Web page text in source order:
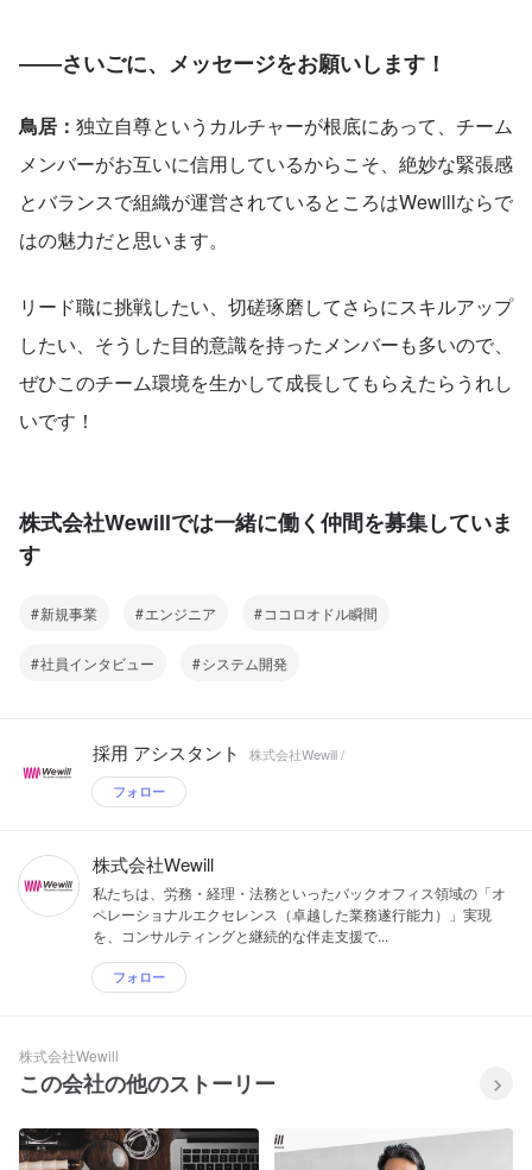
――さいごに、メッセージをお願いします！
鳥居： 独立自尊というカルチャーが根底にあって、チーム
メンバーがお互いに信用しているからこそ、絶妙な緊張感
とバランスで組織が運営されているところはWewillならで
はの魅力だと思います。
リード職に挑戦したい、切磋琢磨してさらにスキルアップ
したい、そうした目的意識を持ったメンバーも多いので、
ぜひこのチーム環境を生かして成長してもらえたらうれし
いです！
株式会社Wewillでは一緒に働く仲間を募集していま
す
新規事業 エンジニア ココロオドル瞬間
社員インタビュー システム開発
採用 アシスタント 株式会社Wewill /
フォロー
株式会社Wewill
私たちは、労務・経理・法務といったバックオフィス領域の「オ
ペレーショナルエクセレンス（卓越した業務遂行能力）」実現
を、コンサルティングと継続的な伴走支援で...
フォロー
株式会社Wewill
この会社の他のストーリー